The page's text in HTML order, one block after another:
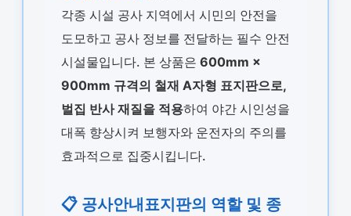
각종 시설 공사 지역에서 시민의 안전을
도모하고 공사 정보를 전달하는 필수 안전
시설물입니다. 본 상품은 600mm ×
900mm 규격의 철재 A자형 표지판으로,
벌집 반사 재질을 적용하여 야간 시인성을
대폭 향상시켜 보행자와 운전자의 주의를
효과적으로 집중시킵니다.
📋 공사안내표지판의 역할 및 종